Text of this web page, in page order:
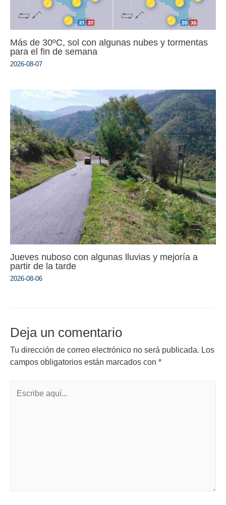
Más de 30ºC, sol con algunas nubes y tormentas
para el fin de semana
2026-08-07
Jueves nuboso con algunas lluvias y mejoría a
partir de la tarde
2026-08-06
Deja un comentario
Tu dirección de correo electrónico no será publicada. Los
campos obligatorios están marcados con *